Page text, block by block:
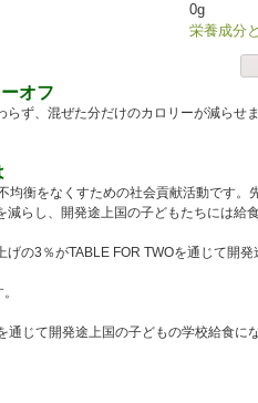
0g
栄養成分
オフ
ず、混ぜた分だけのカロリーが減らせ
均衡をなくすための社会貢献活動です。
らし、開発途上国の子どもたちには給
の3％がTABLE FOR TWOを通じて開
通じて開発途上国の子どもの学校給食に